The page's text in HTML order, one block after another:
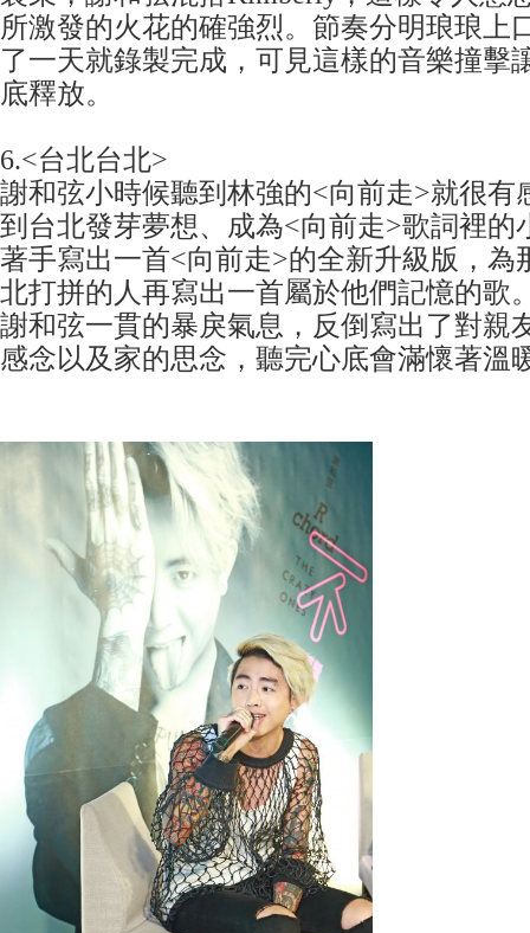
所激發的火花的確強烈。 節奏分明琅琅上
了一天就錄製完成，可見這樣的音樂撞擊
底釋放。
6.<台北台北>
謝和弦小時候聽到林強的<向前走>就很有
到台北發芽夢想、成為<向前走>歌詞裡的
著手寫出一首<向前走>的全新升級版，為
北打拼的人再寫出一首屬於他們記憶的歌
謝和弦一貫的暴戾氣息，反倒寫出了對親
感念以及家的思念，聽完心底會滿懷著溫